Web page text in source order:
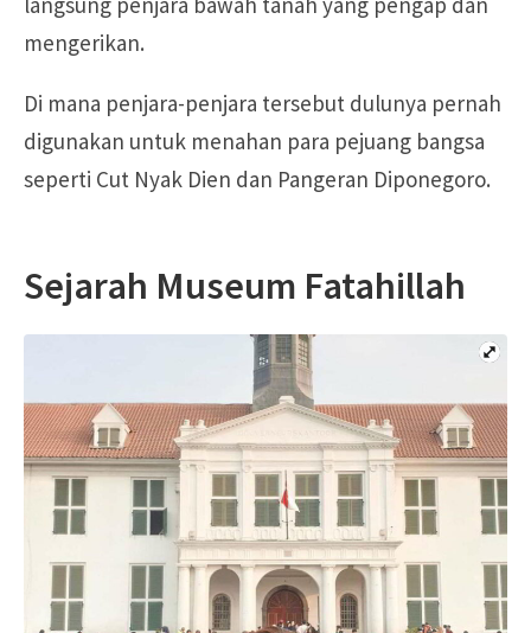
mengerikan.
Di mana penjara-penjara tersebut dulunya pernah
digunakan untuk menahan para pejuang bangsa
seperti Cut Nyak Dien dan Pangeran Diponegoro.
Sejarah Museum Fatahillah